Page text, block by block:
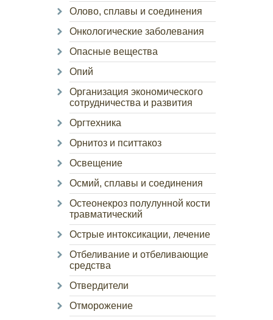
Олово, сплавы и соединения
Онкологические заболевания
Опасные вещества
Опий
Организация экономического
сотрудничества и развития
Оргтехника
Орнитоз и пситтакоз
Освещение
Осмий, сплавы и соединения
Остеонекроз полулунной кости
травматический
Острые интоксикации, лечение
Отбеливание и отбеливающие
средства
Отвердители
Отморожение